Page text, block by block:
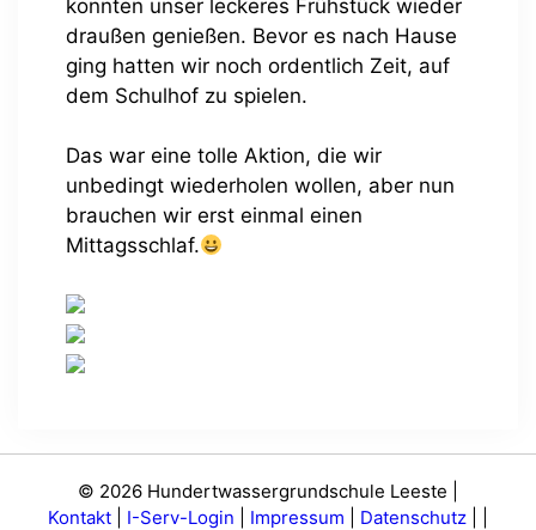
konnten unser leckeres Frühstück wieder
draußen genießen. Bevor es nach Hause
ging hatten wir noch ordentlich Zeit, auf
dem Schulhof zu spielen.
Das war eine tolle Aktion, die wir
unbedingt wiederholen wollen, aber nun
brauchen wir erst einmal einen
Mittagsschlaf.
© 2026 Hundertwassergrundschule Leeste |
Kontakt
I-Serv-Login Impressum Datenschutz